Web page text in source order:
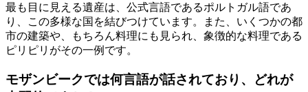
最も目に見える遺産は、公式言語であるポルトガル語であ
り、この多様な国を結びつけています。また、いくつかの都
市の建築や、もちろん料理にも見られ、象徴的な料理である
ピリピリがその一例です。
モザンビークでは何言語が話されており、どれが